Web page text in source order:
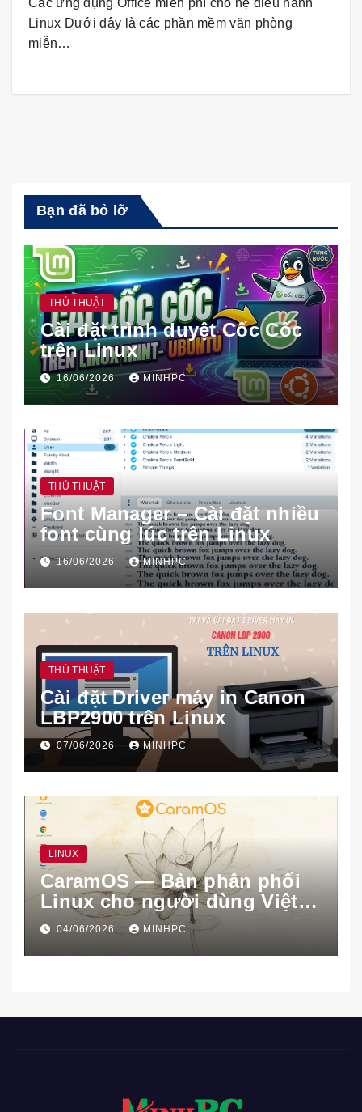
Các ứng dụng Office miễn phí cho hệ điều hành
Linux Dưới đây là các phần mềm văn phòng
miễn…
Bạn đã bỏ lỡ
THỦ THUẬT
Cài đặt trình duyệt Cốc Cốc
trên Linux
16/06/2026 MINHPC
THỦ THUẬT
Font Manager – Cài đặt nhiều
font cùng lúc trên Linux
16/06/2026 MINHPC
THỦ THUẬT
Cài đặt Driver máy in Canon
LBP2900 trên Linux
07/06/2026 MINHPC
LINUX
CaramOS — Bản phân phối
Linux cho người dùng Việt
Nam
04/06/2026 MINHPC